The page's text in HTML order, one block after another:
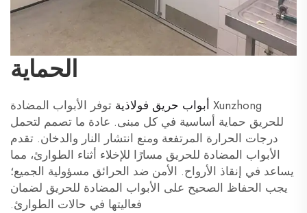
الحماية
Xunzhong أبواب حريق فولاذية توفر الأبواب المضادة
للحريق حماية أساسية في كل مبنى. عادة ما تصمم لتحمل
درجات الحرارة المرتفعة ومنع انتشار النار والدخان. تقدم
الأبواب المضادة للحريق مسارًا للإخلاء أثناء الطوارئ، مما
يساعد في إنقاذ الأرواح. الأمن ضد الحرائق مسؤولية الجميع؛
يجب الحفاظ الصحيح على الأبواب المضادة للحريق لضمان
فعاليتها في حالات الطوارئ.